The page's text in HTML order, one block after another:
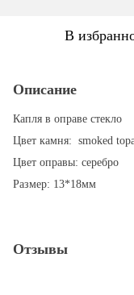
В
Описание
Капля в оправе стекло
Цвет камня: smoked
Цвет оправы: серебро
Размер: 13*18мм
Отзывы